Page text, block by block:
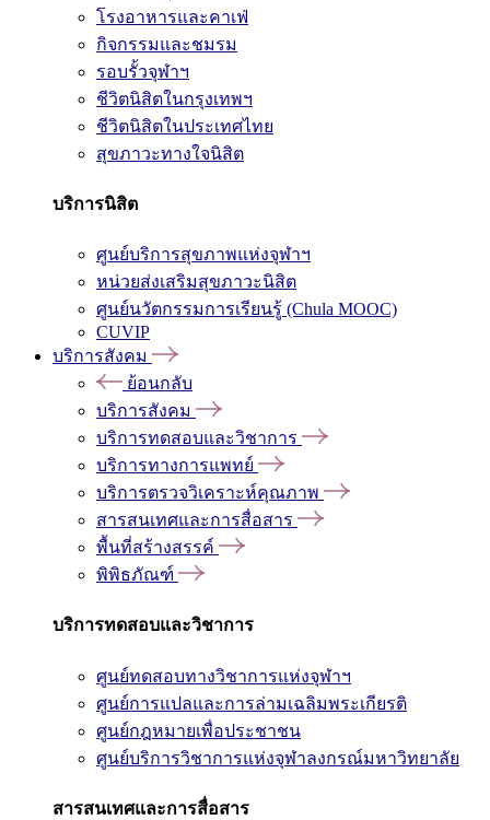
โรงอาหารและคาเฟ่
กิจกรรมและชมรม
รอบรั้วจุฬาฯ
ชีวิตนิสิตในกรุงเทพฯ
ชีวิตนิสิตในประเทศไทย
สุขภาวะทางใจนิสิต
บริการนิสิต
ศูนย์บริการสุขภาพแห่งจุฬาฯ
หน่วยส่งเสริมสุขภาวะนิสิต
ศูนย์นวัตกรรมการเรียนรู้ (Chula MOOC)
CUVIP
บริการสังคม
ย้อนกลับ
บริการสังคม
บริการทดสอบและวิชาการ
บริการทางการแพทย์
บริการตรวจวิเคราะห์คุณภาพ
สารสนเทศและการสื่อสาร
พื้นที่สร้างสรรค์
พิพิธภัณฑ์
บริการทดสอบและวิชาการ
ศูนย์ทดสอบทางวิชาการแห่งจุฬาฯ
ศูนย์การแปลและการล่ามเฉลิมพระเกียรติ
ศูนย์กฎหมายเพื่อประชาชน
ศูนย์บริการวิชาการแห่งจุฬาลงกรณ์มหาวิทยาลัย
สารสนเทศและการสื่อสาร